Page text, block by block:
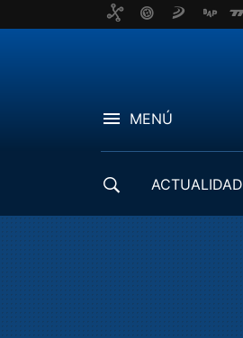
MENÚ
ACTUALIDAD